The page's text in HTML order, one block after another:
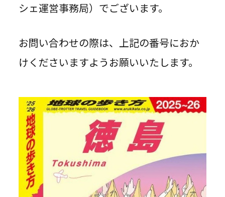
シェ運営事務局）でございます。
お問い合わせの際は、上記の番号におか
けくださいますようお願いいたします。